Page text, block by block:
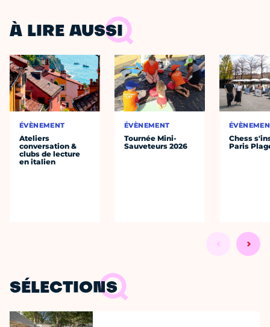
À LIRE AUSSI
ÉVÈNEMENT
Ateliers
conversation &
clubs de lecture
en italien
ÉVÈNEMENT
Tournée Mini-
Sauveteurs 2026
Chess
Paris
SÉLECTIONS